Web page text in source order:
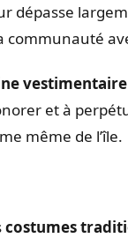
dépasse
communauté
vestimentaire
et à
même de l’île.
costumes